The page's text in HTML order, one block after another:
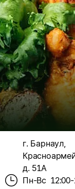
г. Барнаул,
д. 51А
Пн-Вс